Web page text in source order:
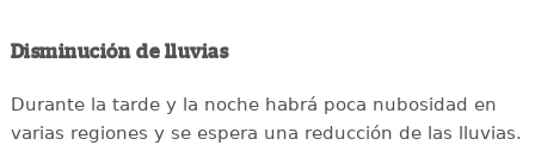
Disminución de lluvias
Durante la tarde y la noche habrá poca nubosidad en
varias regiones y se espera una reducción de las lluvias.